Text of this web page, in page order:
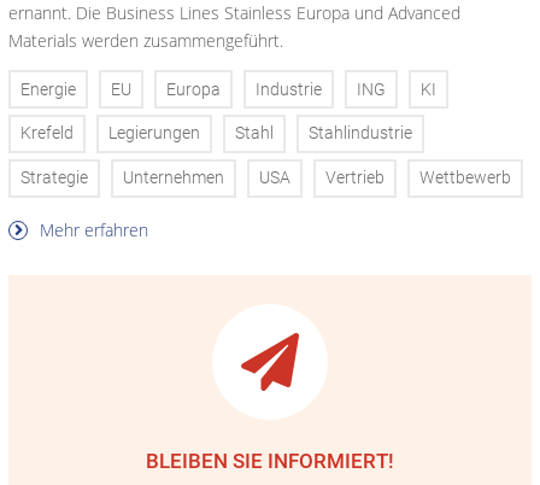
ernannt. Die Business Lines Stainless Europa und Advanced
Materials werden zusammengeführt.
Energie EU Europa Industrie ING KI
Krefeld Legierungen Stahl Stahlindustrie
Strategie Unternehmen USA Vertrieb Wettbewerb
Mehr erfahren
BLEIBEN SIE INFORMIERT!